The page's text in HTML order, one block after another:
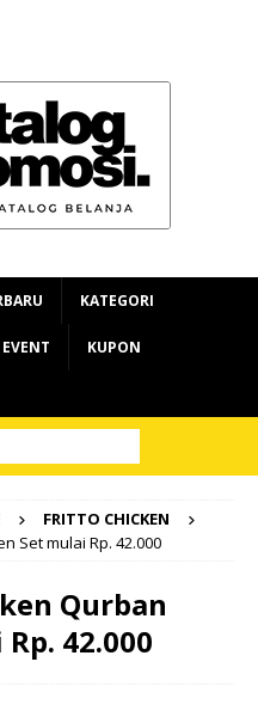
KATEGORI
EVENT KUPON
FRITTO CHICKEN
Set mulai Rp. 42.000
Qurban
42.000